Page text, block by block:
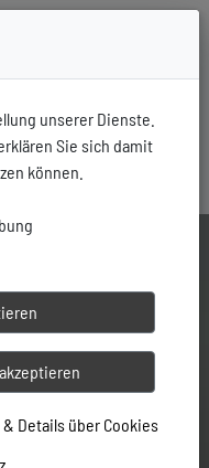
unserer Dienste.
Sie sich damit
können.
Details über Cookies